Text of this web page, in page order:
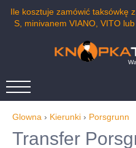
Ile kosztuje zamówić taksówkę
S, minivanem VIANO, VITO
Glowna › Kierunki › Porsgrunn
Transfer